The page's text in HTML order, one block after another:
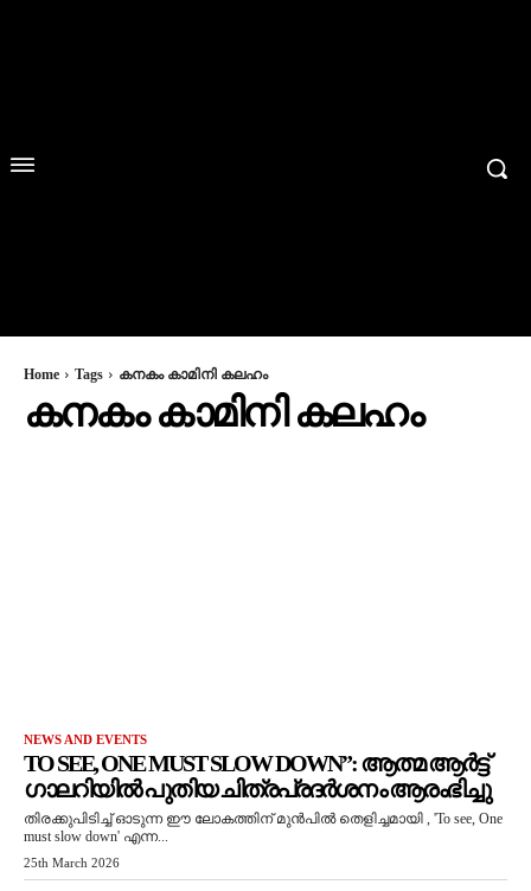
Home Tags കനകം കാമിനി കലഹം
കനകം കാമിനി കലഹം
NEWS AND EVENTS
TO SEE, ONE MUST SLOW DOWN”: ആത്മ ആർട്ട്
ഗാലറിയിൽ പുതിയ ചിത്രപ്രദർശനം ആരംഭിച്ചു
തിരക്കുപിടിച്ച് ഓടുന്ന ഈ ലോകത്തിന് മുൻപിൽ തെളിച്ചമായി , 'To see, One
must slow down' എന്ന...
25th March 2026